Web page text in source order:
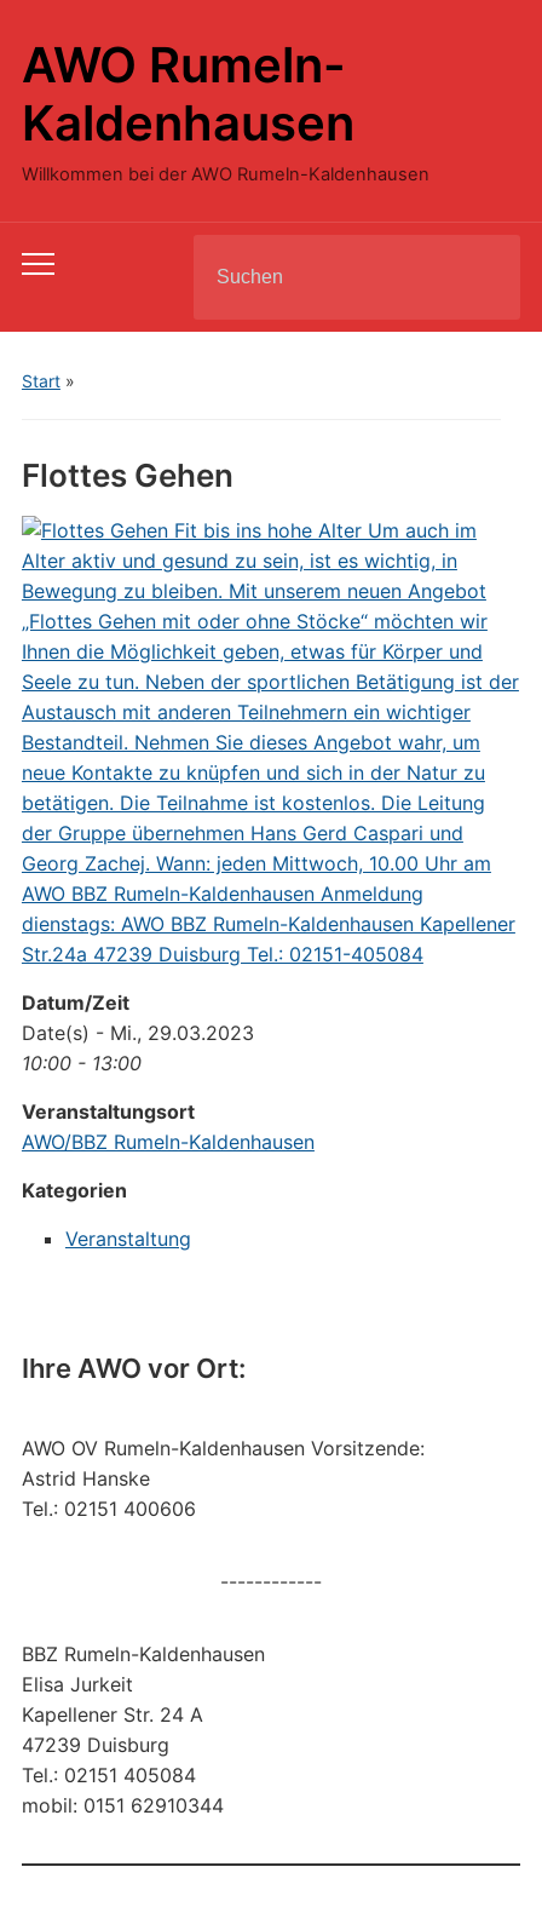
AWO Rumeln-
Kaldenhausen
Willkommen bei der AWO Rumeln-Kaldenhausen
Toggle
menu
for:
Start»
Ihre AWO vor Ort:
AWO OV Rumeln-Kaldenhausen Vorsitzende:
Astrid Hanske
Tel.: 02151 400606
------------
BBZ Rumeln-Kaldenhausen
Elisa Jurkeit
Kapellener Str. 24 A
47239 Duisburg
Tel.: 02151 405084
mobil: 0151 62910344
Flottes Gehen
Datum/Zeit
Date(s) - Mi., 29.03.2023
10:00 - 13:00
Veranstaltungsort
AWO/BBZ Rumeln-Kaldenhausen
Kategorien
Veranstaltung